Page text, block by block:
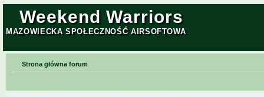
Weekend Warriors
MAZOWIECKA SPOŁECZNOŚĆ AIRSOFTOWA
Strona główna forum